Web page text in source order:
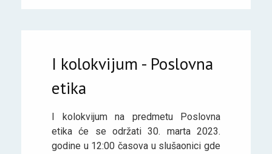
I kolokvijum - Poslovna
etika
I kolokvijum na predmetu Poslovna
etika će se održati 30. marta 2023.
godine u 12:00 časova u slušaonici gde